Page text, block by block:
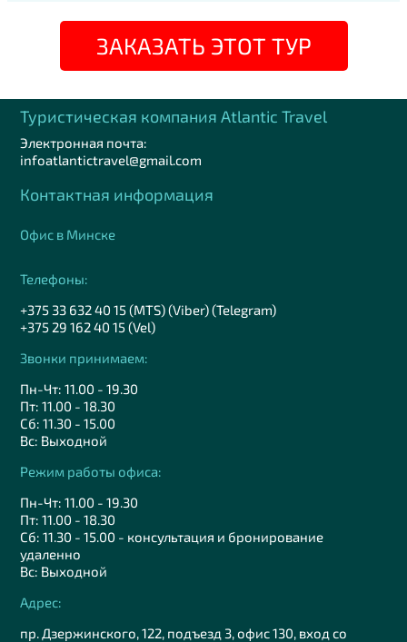
ЗАКАЗАТЬ ЭТОТ ТУР
Туристическая компания Аtlantic Travel
Электронная почта:
infoatlantictravel@gmail.com
Контактная информация
Офис в Минске
Телефоны:
+375 33 632 40 15 (MTS) (Viber) (Telegram)
+375 29 162 40 15 (Vel)
Звонки принимаем:
Пн-Чт: 11.00 - 19.30
Пт: 11.00 - 18.30
Сб: 11.30 - 15.00
Вс: Выходной
Режим работы офиса:
Пн-Чт: 11.00 - 19.30
Пт: 11.00 - 18.30
Сб: 11.30 - 15.00 - консультация и бронирование
удаленно
Вс: Выходной
Адрес:
пр. Дзержинского, 122, подъезд 3, офис 130, вход со